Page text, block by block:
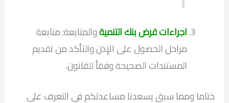
اجراءات قرض بنك التنميةوالمتابعة: متابعة
مراحل الحصول على الإذن والتأكد من تقديم
المستندات الصحيحة وفقاً للقانون.
ختاما ومما سبق يسعدنا مساعدتكم في التعرف على